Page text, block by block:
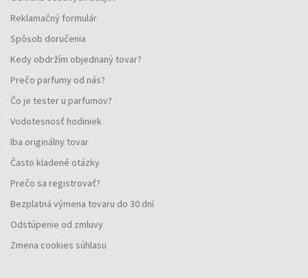
Reklamačný formulár
Spôsob doručenia
Kedy obdržím objednaný tovar?
Prečo parfumy od nás?
Čo je tester u parfumov?
Vodotesnosť hodiniek
Iba originálny tovar
Často kladené otázky
Prečo sa registrovať?
Bezplatná výmena tovaru do 30 dní
Odstúpenie od zmluvy
Zmena cookies súhlasu